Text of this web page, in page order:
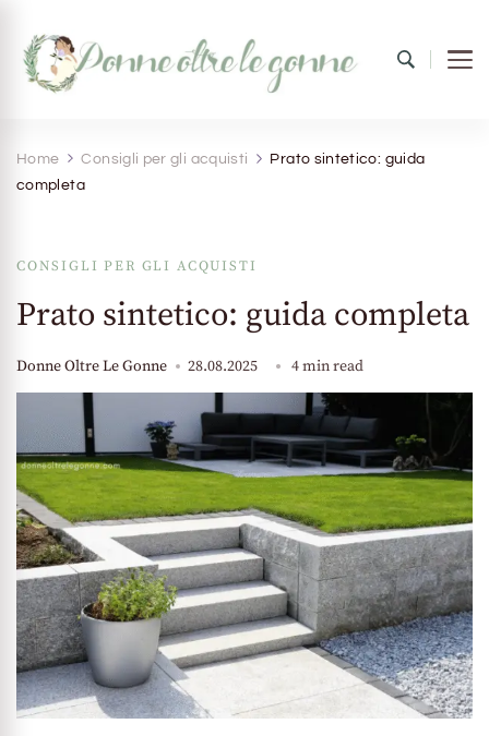
Home Consigli per gli acquisti
Prato sintetico: guida
completa
CONSIGLI PER GLI ACQUISTI
Prato sintetico: guida completa
Donne Oltre Le Gonne 28.08.2025 4 min read